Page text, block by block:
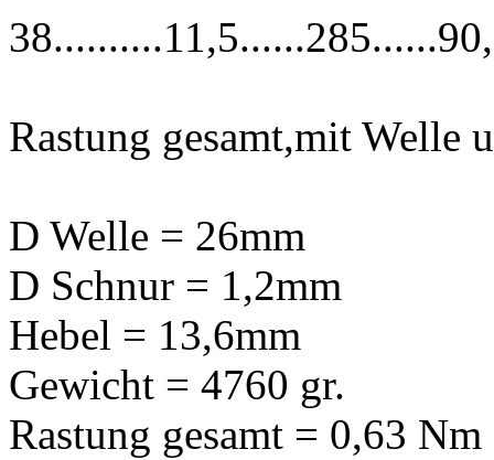
Rastung gesamt,mit Welle
D Welle = 26mm
D Schnur = 1,2mm
Hebel = 13,6mm
Gewicht = 4760 gr.
Rastung gesamt = 0,63 Nm